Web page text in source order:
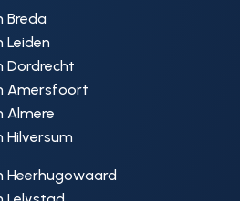
Breda
Leiden
Dordrecht
Amersfoort
Almere
Hilversum
Heerhugowaard